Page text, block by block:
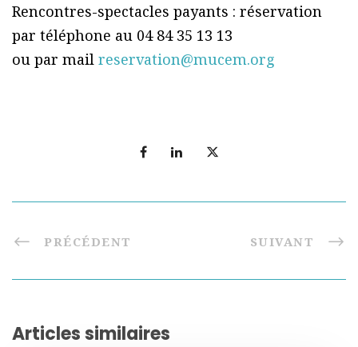
Rencontres-spectacles payants : réservation
par téléphone au 04 84 35 13 13
ou par mail reservation@mucem.org
PRÉCÉDENT SUIVANT
Articles similaires